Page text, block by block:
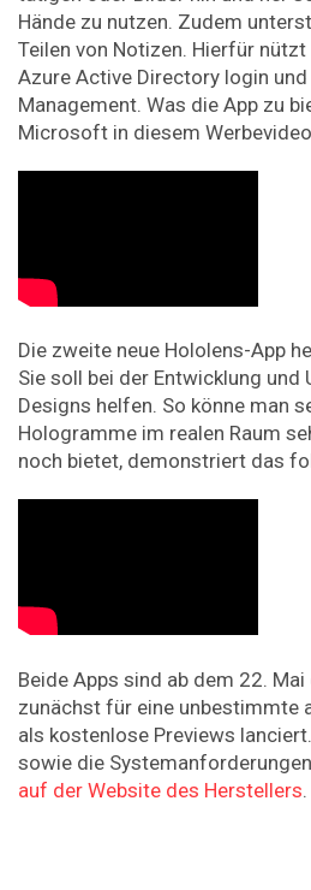
Hände zu nutzen. Zudem
Teilen von Notizen. Hierfür
Azure Active Directory login
Management. Was die App zu
Microsoft in diesem
Die zweite neue Hololens-App
Sie soll bei der Entwicklung und
Designs helfen. So könne man
Hologramme im realen Raum
noch bietet, demonstriert das
Beide Apps sind ab dem 22.
zunächst für eine unbestimmte
als kostenlose Previews
sowie die
auf der Website des Herstellers.